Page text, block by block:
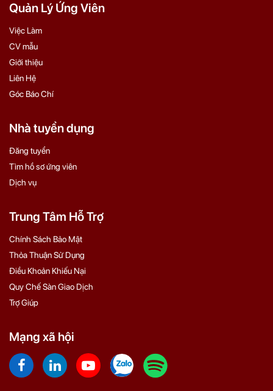
Quản Lý Ứng Viên
Việc Làm
CV mẫu
Giới thiệu
Liên Hệ
Góc Báo Chí
Nhà tuyển dụng
Đăng tuyển
Tìm hồ sơ ứng viên
Dịch vụ
Trung Tâm Hỗ Trợ
Chính Sách Bảo Mật
Thỏa Thuận Sử Dụng
Điều Khoản Khiếu Nại
Quy Chế Sàn Giao Dịch
Trợ Giúp
Mạng xã hội